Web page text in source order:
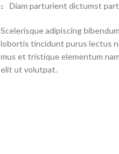
Diam parturient dictumst
Scelerisque adipiscing
lobortis tincidunt purus lectus
mus et tristique elementum
elit ut volutpat.